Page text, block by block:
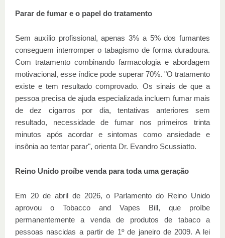
Parar de fumar e o papel do tratamento
Sem auxílio profissional, apenas 3% a 5% dos fumantes
conseguem interromper o tabagismo de forma duradoura.
Com tratamento combinando farmacologia e abordagem
motivacional, esse índice pode superar 70%. "O tratamento
existe e tem resultado comprovado. Os sinais de que a
pessoa precisa de ajuda especializada incluem fumar mais
de dez cigarros por dia, tentativas anteriores sem
resultado, necessidade de fumar nos primeiros trinta
minutos após acordar e sintomas como ansiedade e
insônia ao tentar parar", orienta Dr. Evandro Scussiatto.
Reino Unido proíbe venda para toda uma geração
Em 20 de abril de 2026, o Parlamento do Reino Unido
aprovou o Tobacco and Vapes Bill, que proíbe
permanentemente a venda de produtos de tabaco a
pessoas nascidas a partir de 1º de janeiro de 2009. A lei